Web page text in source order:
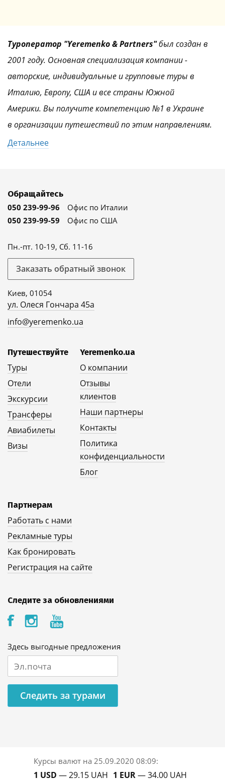
Туроператор "Yeremenko & Partners"был создан в
2001 году. Основная специализация компании -
авторские, индивидуальные и групповые туры в
Италию, Европу, США и все страны Южной
Америки. Вы получите компетенцию №1 в Украине
в организации путешествий по этим направлениям.
Детальнее
Обращайтесь
050 239-99-96
Офис по Италии
050 239-99-59
Офис по США
Пн.-пт. 10-19, Сб. 11-16
Заказать обратный звонок
Киев, 01054
ул. Олеся Гончара 45а
info@yeremenko.ua
Путешествуйте
Туры
Отели
Экскурсии
Трансферы
Авиабилеты
Визы
Yeremenko.ua
О компании
Отзывы
клиентов
Наши партнеры
Контакты
Политика
конфиденциальности
Блог
Партнерам
Работать с нами
Рекламные туры
Как бронировать
Регистрация на сайте
Следите за обновлениями
Здесь выгодные предложения
Следить за турами
Курсы валют на 25.09.2020 08:09:
1 USD — 29.15 UAH 1 EUR— 34.00 UAH